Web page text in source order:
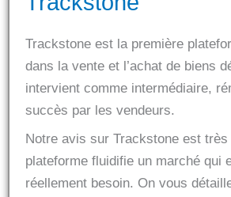
Trackstone est la première
dans la vente et l’achat de biens
intervient comme intermédiaire,
succès par les vendeurs.
Notre avis sur Trackstone est
plateforme fluidifie un marché qui
réellement besoin. On vous